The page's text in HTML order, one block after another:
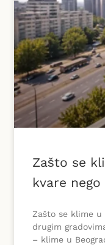
Zašto se
kvare
Zašto se klime u
drugim
– klime u